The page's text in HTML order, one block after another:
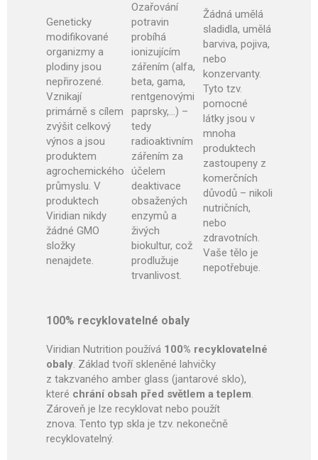
Geneticky
modifikované
organizmy a
plodiny jsou
nepřirozené.
Vznikají
primárně s cílem
zvýšit celkový
výnos a jsou
produktem
agrochemického
průmyslu. V
produktech
Viridian nikdy
žádné GMO
složky
nenajdete.
Ozařování
potravin
probíhá
ionizujícím
zářením (alfa,
beta, gama,
rentgenovými
paprsky,…) –
tedy
radioaktivním
zářením za
účelem
deaktivace
obsažených
enzymů a
živých
biokultur, což
prodlužuje
trvanlivost.
Žádná umělá
sladidla, umělá
barviva, pojiva,
nebo
konzervanty.
Tyto tzv.
pomocné
látky jsou v
mnoha
produktech
zastoupeny z
komerčních
důvodů – nikoli
nutričních,
nebo
zdravotních.
Vaše tělo je
nepotřebuje.
100% recyklovatelné obaly
Viridian Nutrition používá 100% recyklovatelné
obaly. Základ tvoří skleněné lahvičky
z takzvaného amber glass (jantarové sklo),
které chrání obsah před světlem a teplem.
Zároveň je lze recyklovat nebo použít
znova. Tento typ skla je tzv. nekonečně
recyklovatelný.